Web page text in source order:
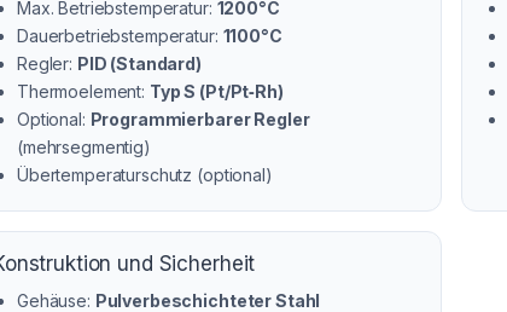
Max. Betriebstemperatur: 1200°C
Dauerbetriebstemperatur: 1100°C
Regler: PID (Standard)
Thermoelement: Typ S (Pt/Pt‑Rh)
Optional: Programmierbarer Regler
(mehrsegmentig)
Übertemperaturschutz (optional)
und Sicherheit
Gehäuse: Pulverbeschichteter Stahl